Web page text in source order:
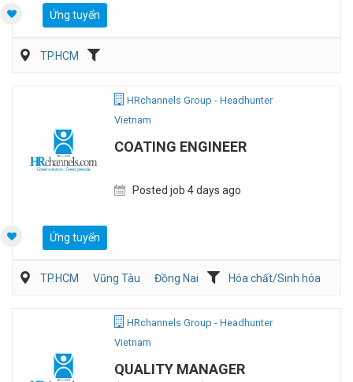
Ứng tuyển
TP.HCM
HRchannels Group - Headhunter
Vietnam
COATING ENGINEER
Posted job 4 days ago
Ứng tuyển
TP.HCM Vũng Tàu Đồng Nai
Hóa chất/Sinh hóa
HRchannels Group - Headhunter
Vietnam
QUALITY MANAGER